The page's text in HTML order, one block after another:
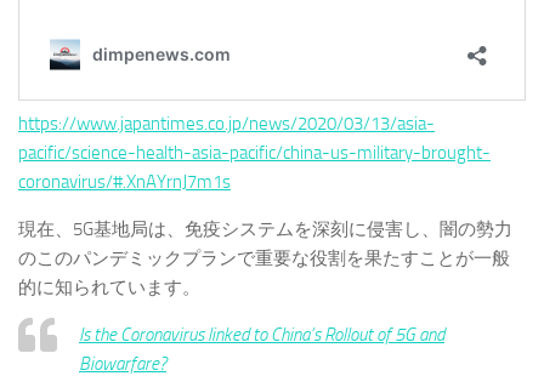
https://www.japantimes.co.jp/news/2020/03/13/asia-
pacific/science-health-asia-pacific/china-us-military-brought-
coronavirus/#.XnAYrnJ7m1s
現在、5G基地局は、免疫システムを深刻に侵害し、闇の勢力
のこのパンデミックプランで重要な役割を果たすことが一般
的に知られています。
Is the Coronavirus linked to China’s Rollout of 5G and
Biowarfare?